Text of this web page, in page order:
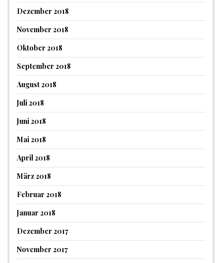
Dezember 2018
November 2018
Oktober 2018
September 2018
August 2018
Juli 2018
Juni 2018
Mai 2018
April 2018
März 2018
Februar 2018
Januar 2018
Dezember 2017
November 2017